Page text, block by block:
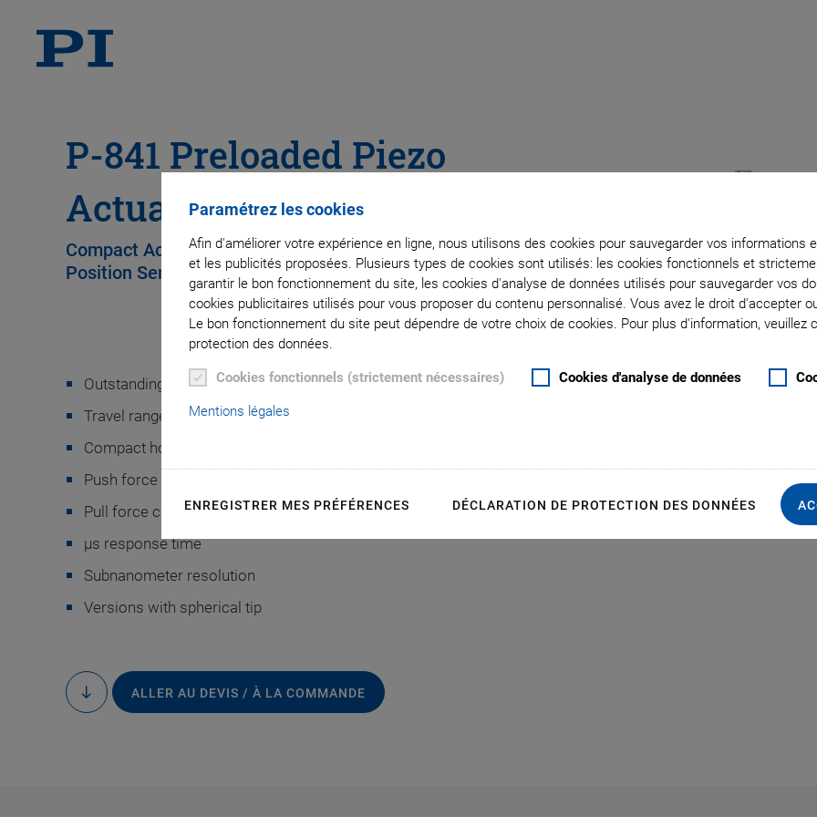
Paramétrez les cookies
Afin d'améliorer votre expérience en ligne, nous utilisons des cookies pour sauvegarder vos informations
et les publicités proposées. Plusieurs types de cookies sont utilisés: les cookies fonctionnels et
garantir le bon fonctionnement du site, les cookies d'analyse de données utilisés pour sauvegarder vos
cookies publicitaires utilisés pour vous proposer du contenu personnalisé. Vous avez le droit d'accepter
Le bon fonctionnement du site peut dépendre de votre choix de cookies. Pour plus d'information, veuillez
protection des données.
Cookies fonctionnels (strictement nécessaires) Cookies d'analyse de données
Mentions légales
ENREGISTRER MES PRÉFÉRENCES DÉCLARATION DE PROTECTION DES DONNÉES
P-841 Preloaded Piezo
Actuators
Compact Actuators for High Loads and Forces, with
Position Sensor
Outstanding lifetime due to PICMA® piezo actuators
Travel range to 90 µm
Compact housing
Push force capacity to 1000 N
Pull force capacity to 50 N
µs response time
Subnanometer resolution
Versions with spherical tip
to
content
ALLER AU DEVIS / À LA COMMANDE